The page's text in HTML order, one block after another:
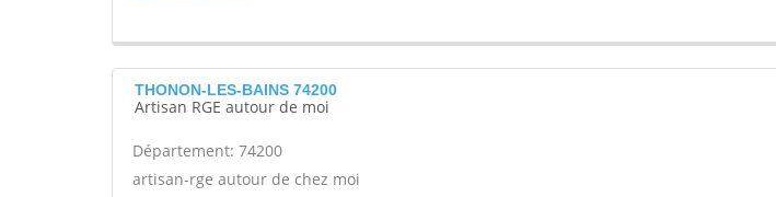
THONON-LES-BAINS 74200
Artisan RGE autour de moi
Département: 74200
artisan-rge autour de chez moi